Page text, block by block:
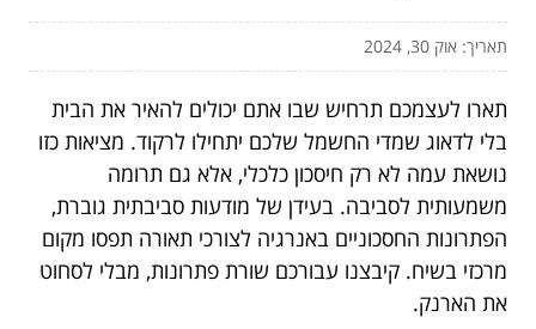
תאריך: אוק 30, 2024
תארו לעצמכם תרחיש שבו אתם יכולים להאיר את הבית
בלי לדאוג שמדי החשמל שלכם יתחילו לרקוד. מציאות כזו
נושאת עמה לא רק חיסכון כלכלי, אלא גם תרומה
משמעותית לסביבה. בעידן של מודעות סביבתית גוברת,
הפתרונות החסכוניים באנרגיה לצורכי תאורה תפסו מקום
מרכזי בשיח. קיבצנו עבורכם שורת פתרונות, מבלי לסחוט
את הארנק.